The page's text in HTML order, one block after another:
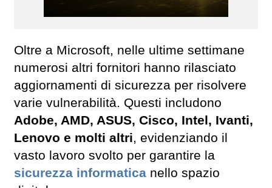
Oltre a Microsoft, nelle ultime settimane
numerosi altri fornitori hanno rilasciato
aggiornamenti di sicurezza per risolvere
varie vulnerabilità. Questi includono
Adobe, AMD, ASUS, Cisco, Intel, Ivanti,
Lenovo e molti altri, evidenziando il
vasto lavoro svolto per garantire la
sicurezza informatica nello spazio